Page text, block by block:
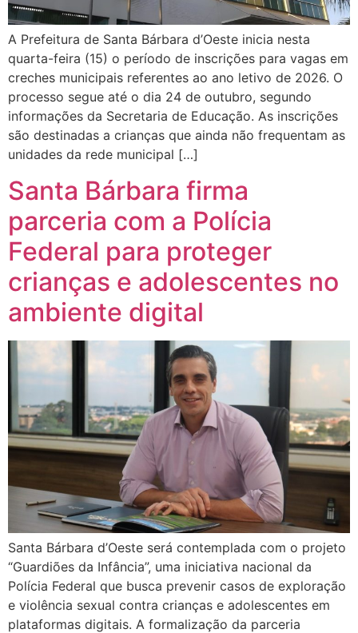
A Prefeitura de Santa Bárbara d’Oeste inicia nesta
quarta-feira (15) o período de inscrições para vagas em
creches municipais referentes ao ano letivo de 2026. O
processo segue até o dia 24 de outubro, segundo
informações da Secretaria de Educação. As inscrições
são destinadas a crianças que ainda não frequentam as
unidades da rede municipal […]
Santa Bárbara firma
parceria com a Polícia
Federal para proteger
crianças e adolescentes no
ambiente digital
Santa Bárbara d’Oeste será contemplada com o projeto
“Guardiões da Infância”, uma iniciativa nacional da
Polícia Federal que busca prevenir casos de exploração
e violência sexual contra crianças e adolescentes em
plataformas digitais. A formalização da parceria